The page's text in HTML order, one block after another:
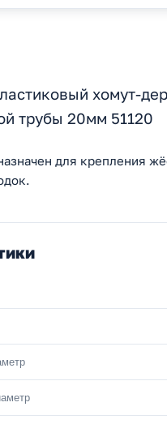
хомут-
трубы 20мм 51120
для крепления